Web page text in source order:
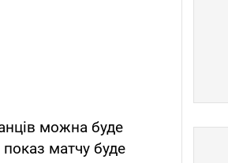
можна буде
показ матчу буде